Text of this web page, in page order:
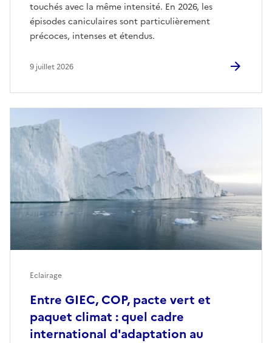
touchés avec la même intensité. En 2026, les
épisodes caniculaires sont particulièrement
précoces, intenses et étendus.
9 juillet 2026
Entre GIEC, COP, pacte vert et
paquet climat : quel cadre
international d'adaptation au
Eclairage